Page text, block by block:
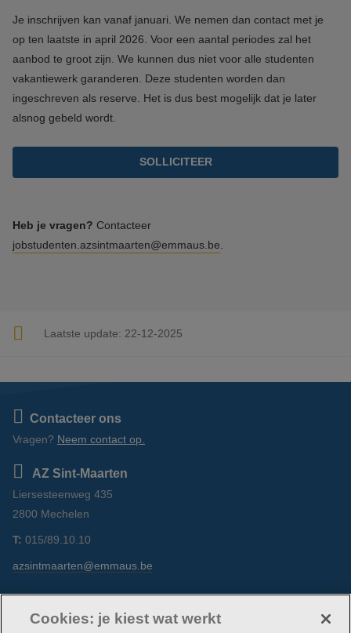
Je inschrijven kan vanaf januari. We nemen dan contact met je
op ten laatste in april 2026. Voor een aantal periodes zal het
aanbod te groot zijn. We kunnen dus niet voor alle studenten
vakantiewerk garanderen. Deze studenten worden dan
ingeschreven als reserve. Het is dus best mogelijk dat je later
alsnog gebeld wordt.
SOLLICITEER
Heb je vragen? Contacteer
jobstudenten.azsintmaarten@emmaus.be
Laatste update: 22-12-2025
Contacteer ons
Vragen? Neem contact op.
AZ Sint-Maarten
Liersesteenweg 435
2800 Mechelen
T: 015/89.10.10
azsintmaarten@emmaus.be
url=http://azsintmaarten.be/werken-bij-
Cookies: je kiest wat werkt